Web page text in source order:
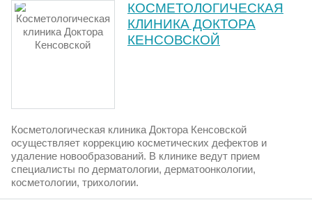
КОСМЕТОЛОГИЧЕСКАЯ
КЛИНИКА ДОКТОРА
КЕНСОВСКОЙ
Косметологическая клиника Доктора Кенсовской
осуществляет коррекцию косметических дефектов и
удаление новообразований. В клинике ведут прием
специалисты по дерматологии, дерматоонкологии,
косметологии, трихологии.